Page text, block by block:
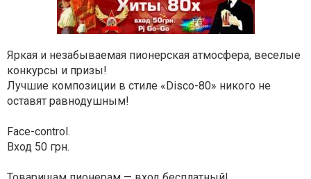
Яркая и незабываемая пионерская атмосфера, веселые
конкурсы и призы!
Лучшие композиции в стиле «Disco-80» никого не
оставят равнодушным!
Face-control.
Вход 50 грн.